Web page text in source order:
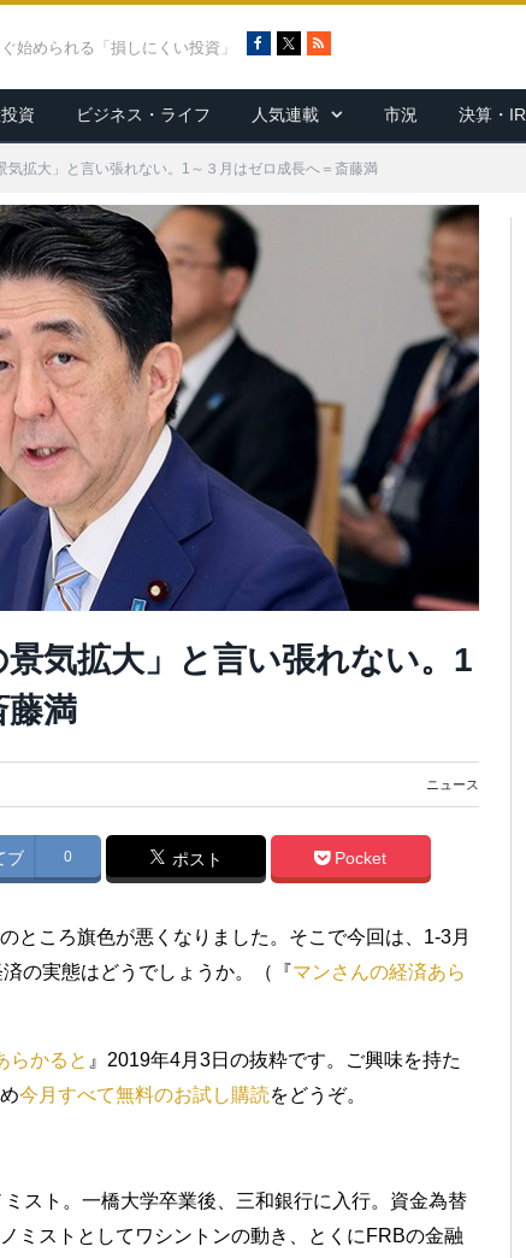
始められる「損しにくい投資」
c
e
b
o
R
S
資 ビジネス・ライフ 人気連載 市況 決算・IR
気拡大」と言い張れない。1～３月はゼロ成長へ＝斎藤満
気拡大」と言い張れない。1
藤満
ニュース
ブ 0 ポスト Pocket
ところ旗色が悪くなりました。そこで今回は、1-3月
の実態はどうでしょうか。（『マンさんの経済あら
らかると 』2019年4月3日の抜粋です。ご興味を持た
今月すべて無料のお試し購読をどうぞ。
スト。一橋大学卒業後、三和銀行に入行。資金為替
ミストとしてワシントンの動き、とくにFRBの金融